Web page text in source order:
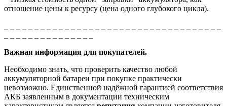
отношение цены к ресурсу (цена одного глубокого цикла).
Важная информация для покупателей.
Необходимо знать, что проверить качество любой
аккумуляторной батареи при покупке практически
невозможно. Единственной надёжной гарантией соответствия
АКБ заявленным в документации техническим